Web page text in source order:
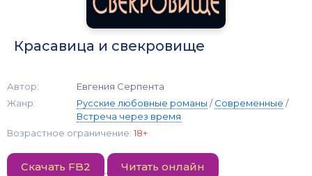
Красавица и свекровище
Автор:
Евгения Серпента
Жанр:
Русские любовные романы /Современные /
Встреча через время
Возрастное ограничение: 18+
Скачать FB2 Читать онлайн